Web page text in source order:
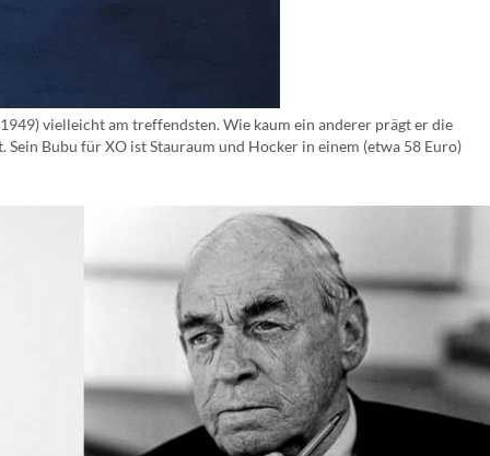
vielleicht am treffendsten. Wie kaum ein anderer prägt er die
Bubu für XO ist Stauraum und Hocker in einem (etwa 58 Euro)